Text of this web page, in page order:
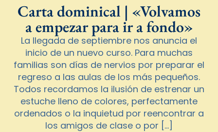
Carta dominical | «Volvamos
a empezar para ir a fondo»
La llegada de septiembre nos anuncia el
inicio de un nuevo curso. Para muchas
familias son días de nervios por preparar el
regreso a las aulas de los más pequeños.
Todos recordamos la ilusión de estrenar un
estuche lleno de colores, perfectamente
ordenados o la inquietud por reencontrar a
los amigos de clase o por […]